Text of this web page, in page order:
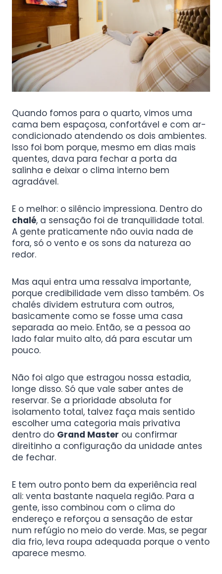
Quando fomos para o quarto, vimos uma
cama bem espaçosa, confortável e com ar-
condicionado atendendo os dois ambientes.
Isso foi bom porque, mesmo em dias mais
quentes, dava para fechar a porta da
salinha e deixar o clima interno bem
agradável.
E o melhor: o silêncio impressiona. Dentro do
chalé, a sensação foi de tranquilidade total.
A gente praticamente não ouvia nada de
fora, só o vento e os sons da natureza ao
redor.
Mas aqui entra uma ressalva importante,
porque credibilidade vem disso também. Os
chalés dividem estrutura com outros,
basicamente como se fosse uma casa
separada ao meio. Então, se a pessoa ao
lado falar muito alto, dá para escutar um
pouco.
Não foi algo que estragou nossa estadia,
longe disso. Só que vale saber antes de
reservar. Se a prioridade absoluta for
isolamento total, talvez faça mais sentido
escolher uma categoria mais privativa
dentro do Grand Master ou confirmar
direitinho a configuração da unidade antes
de fechar.
E tem outro ponto bem da experiência real
ali: venta bastante naquela região. Para a
gente, isso combinou com o clima do
endereço e reforçou a sensação de estar
num refúgio no meio do verde. Mas, se pegar
dia frio, leva roupa adequada porque o vento
aparece mesmo.